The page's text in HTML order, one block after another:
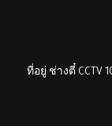
ที่อยู่ ช่างตี๋ CCTV